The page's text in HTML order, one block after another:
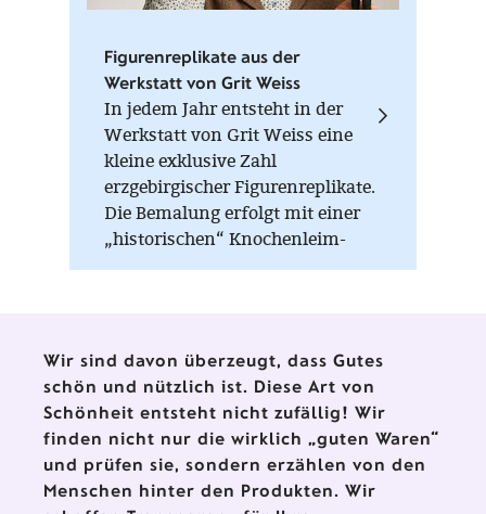
Figurenreplikate aus der
Werkstatt von Grit Weiss
In jedem Jahr entsteht in der
Werkstatt von Grit Weiss eine
kleine exklusive Zahl
erzgebirgischer Figurenreplikate.
Die Bemalung erfolgt mit einer
„historischen“ Knochenleim-
Kreide-Farbe, die nur im warmen
Einzelstücknummer, die
Auflagenhöhe und das
Herstellungsjahr vermerkt.
Wir sind davon überzeugt, dass Gutes
schön und nützlich ist. Diese Art von
Schönheit entsteht nicht zufällig! Wir
finden nicht nur die wirklich „guten Waren“
und prüfen sie, sondern erzählen von den
Menschen hinter den Produkten. Wir